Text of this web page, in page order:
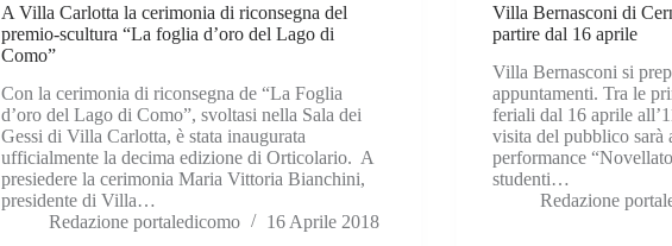
A Villa Carlotta la cerimonia di riconsegna del
premio-scultura “La foglia d’oro del Lago di
Como”
Con la cerimonia di riconsegna de “La Foglia
d’oro del Lago di Como”, svoltasi nella Sala dei
Gessi di Villa Carlotta, è stata inaugurata
ufficialmente la decima edizione di Orticolario. A
presiedere la cerimonia Maria Vittoria Bianchini,
presidente di Villa…
Redazione portaledicomo
16 Aprile 2018
Villa Bernasconi di
partire dal 16 aprile
Villa Bernasconi si
appuntamenti. Tra le
feriali dal 16 aprile
visita del pubblico sarà
performance
studenti…
Redazione